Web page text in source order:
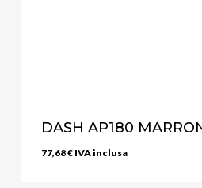
DASH AP180
77,68€ IVA inclusa